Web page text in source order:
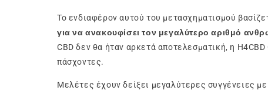
Το ενδιαφέρον αυτού του μετασχηματισμού
για να ανακουφίσει τον μεγαλύτερο αριθμό
CBD δεν θα ήταν αρκετά αποτελεσματική, η
πάσχοντες.
Μελέτες έχουν δείξει μεγαλύτερες συγγένειες